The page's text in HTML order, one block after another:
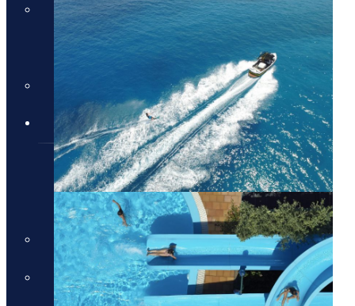
מלונות יוקרה בלונדון
מלונות יוקרה בלונדון
Domes Resorts
טיולים מאורגנים
טיולים מאורגנים
טיולים מאורגנים
טיולי תמריץ
שייט יוקרתי על נהר הריין